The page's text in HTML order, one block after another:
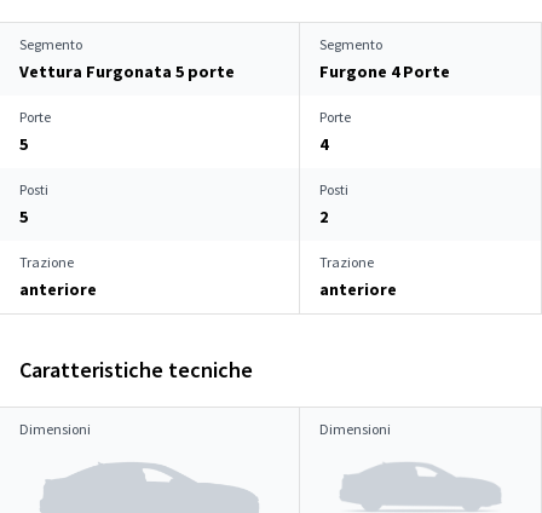
Segmento
Vettura Furgonata 5 porte
Segmento
Furgone 4 Porte
Porte
5
Porte
4
Posti
5
Posti
2
Trazione
anteriore
Trazione
anteriore
Caratteristiche tecniche
Dimensioni Dimensioni